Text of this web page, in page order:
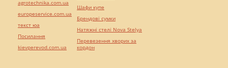
agrotechnika.com.ua
europeservice.com.ua
текст юа
Посилання
kievperevod.com.ua
Шафи купе
Брендові сумки
Натяжні стелі Nova Stelya
Перевезення хворих за
кордон